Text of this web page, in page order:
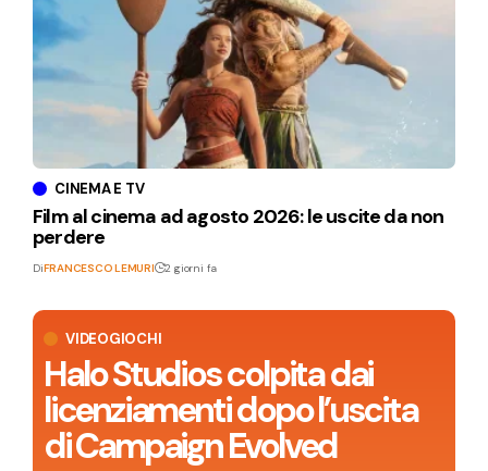
VIDEOGIOCHI
Halo Studios colpita dai
licenziamenti dopo l’uscita
di Campaign Evolved
CINEMA E TV
Film al cinema ad agosto 2026: le uscite da non
perdere
DiFRANCESCO LEMURI 2 giorni fa